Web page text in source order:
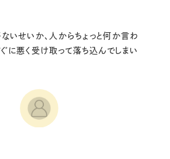
ないせいか、人からちょっと何か言わ
に悪く受け取って落ち込んでしまい